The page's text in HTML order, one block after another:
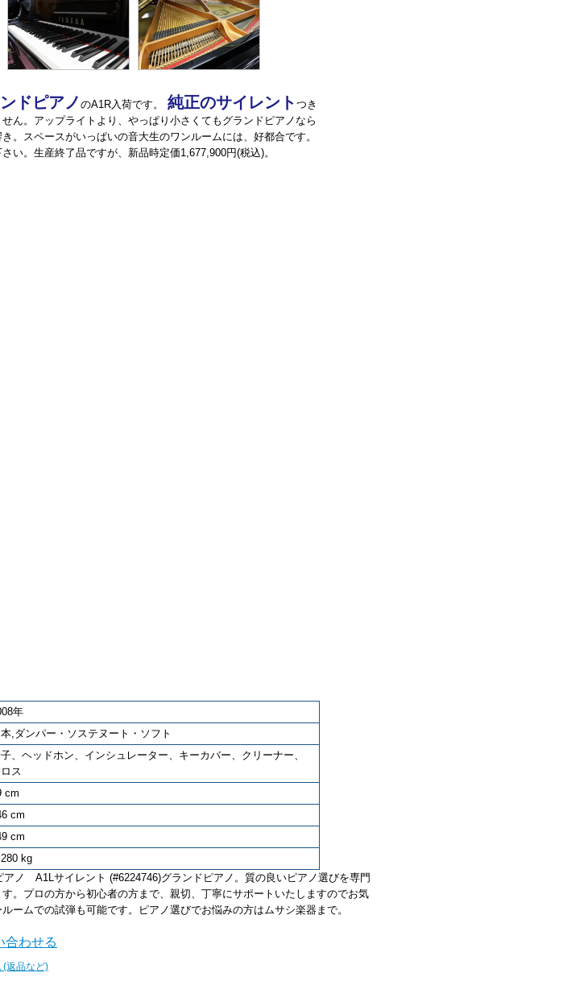
ドピアノのA1R入荷です。 純正のサイレント つき
ん。アップライトより、やっぱり小さくてもグランドピアノなら
。スペースがいっぱいの音大生のワンルームには、好都合です。
い。生産終了品ですが、新品時定価1,677,900円(税込)。
年
本,ダンパー・ソステヌート・ソフト
、ヘッドホン、インシュレーター、キーカバー、クリーナー、
ス
cm
cm
cm
kg
ノ A1Lサイレント (#6224746)グランドピアノ。質の良いピアノ選びを専門
。プロの方から初心者の方まで、親切、丁寧にサポートいたしますのでお気
ームでの試弾も可能です。ピアノ選びでお悩みの方はムサシ楽器まで。
合わせる
(返品など)